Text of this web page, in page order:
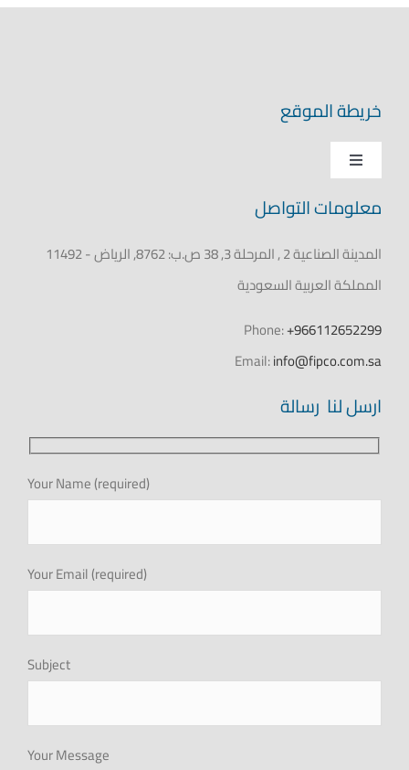
خريطة الموقع
Toggle
Navigation
عن فيبكو
علاقات المستثمرين
التوظيف
اطلب الأن
البروشور
معلومات التواصل
المدينة الصناعية 2 , المرحلة 3, 38 ص.ب: 8762, الرياض - 11492
المملكة العربية السعودية
Phone:+966112652299
Email:info@fipco.com.sa
ارسل لنا رسالة
Your Name (required)
Your Email (required)
Subject
Your Message